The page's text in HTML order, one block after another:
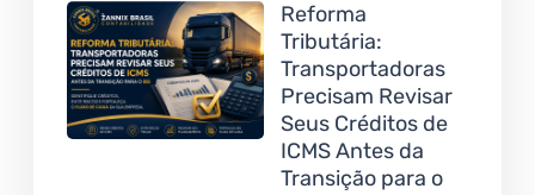
Reforma
Tributária:
Transportadoras
Precisam Revisar
Seus Créditos de
ICMS Antes da
Transição para o